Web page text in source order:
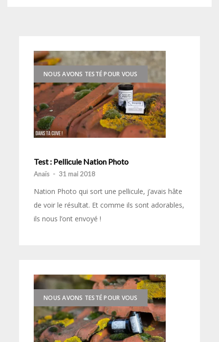
NOUS AVONS TESTÉ POUR VOUS
Test : Pellicule Nation Photo
Anaïs - 31 mai 2018
Nation Photo qui sort une pellicule, j’avais hâte
de voir le résultat. Et comme ils sont adorables,
ils nous l’ont envoyé !
NOUS AVONS TESTÉ POUR VOUS